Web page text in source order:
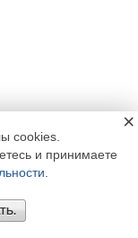
cookies.
и принимаете
×